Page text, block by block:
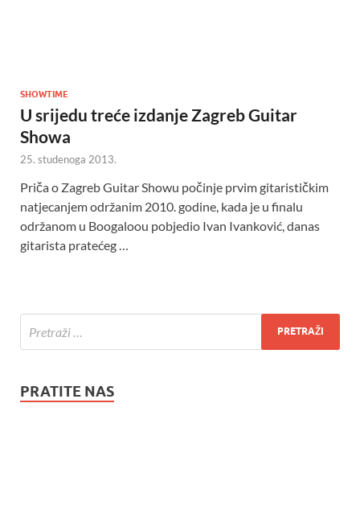
SHOWTIME
U srijedu treće izdanje Zagreb Guitar
Showa
25. studenoga 2013.
Priča o Zagreb Guitar Showu počinje prvim gitarističkim
natjecanjem održanim 2010. godine, kada je u finalu
održanom u Boogaloou pobjedio Ivan Ivanković, danas
gitarista pratećeg …
PRATITE NAS